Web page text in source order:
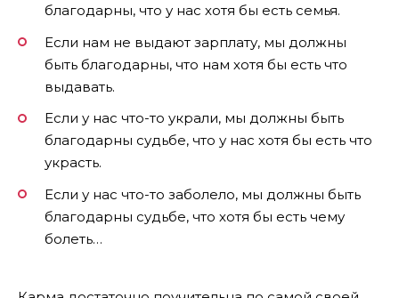
благодарны, что у нас хотя бы есть семья.
Если нам не выдают зарплату, мы должны
быть благодарны, что нам хотя бы есть что
выдавать.
Если у нас что-то украли, мы должны быть
благодарны судьбе, что у нас хотя бы есть что
украсть.
Если у нас что-то заболело, мы должны быть
благодарны судьбе, что хотя бы есть чему
болеть…